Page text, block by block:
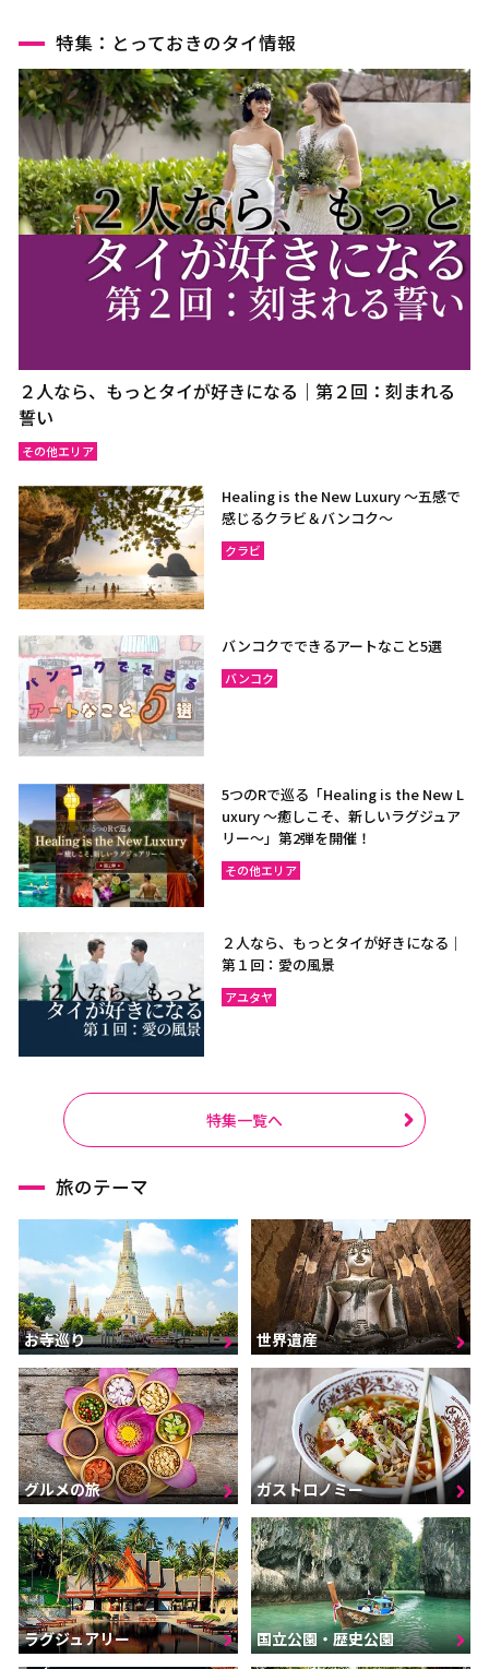
チャアム（ペッチャブリ
ー）
アーントーン
チャイナート
ロッブリー
ノンタブリー
パトゥムターニー
ペッチャブリー
プラチュアップキリカン
ラーチャブリー
サムットサーコーン
サラブリー
シンブリー
スパンブリー
プーケット
サムイ島（スラーターニ
ー）
カオラック（パンガー）
チュンポーン
ナラーティワート
ナコーンシータマラート
パッターニー
ラノーン
ソンクラー
スラーターニー
ヤラー
特集：とっておきのタイ情報
２人なら、もっとタイが好きになる｜第２回：刻まれる
誓い
その他エリア
Healing is the New Luxury ～五感で
感じるクラビ＆バンコク～
クラビ
バンコクでできるアートなこと5選
バンコク
5つのRで巡る「Healing is the New L
uxury ～癒しこそ、新しいラグジュア
リー〜」第2弾を開催！
その他エリア
２人なら、もっとタイが好きになる｜
第１回：愛の風景
アユタヤ
特集一覧へ
旅のテーマ
お寺巡り 世界遺産
グルメの旅 ガストロノミー
ラグジュアリー 国立公園・歴史公園